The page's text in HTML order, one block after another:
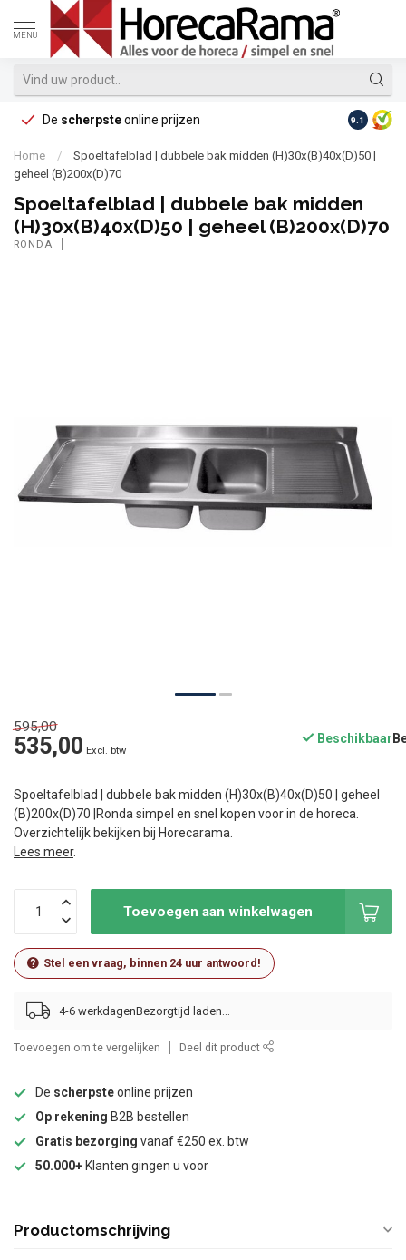
MENU
De scherpsteonline prijzen Op
9.1
Home /
Spoeltafelblad | dubbele bak midden (H)30x(B)40x(D)50 |
geheel (B)200x(D)70
Spoeltafelblad | dubbele bak midden
(H)30x(B)40x(D)50 | geheel (B)200x(D)70
RONDA
595,00
535,00 Excl. btw
Beschikbaar
Spoeltafelblad | dubbele bak midden (H)30x(B)40x(D)50 | geheel
(B)200x(D)70 |Ronda simpel en snel kopen voor in de horeca.
Overzichtelijk bekijken bij Horecarama.
Lees meer.
Toevoegen aan winkelwagen
Stel een vraag, binnen 24 uur antwoord!
4-6 werkdagen
Toevoegen om te vergelijken Deel dit product
De scherpsteonline prijzen
Op rekening B2B bestellen
Gratis bezorging vanaf €250 ex. btw
50.000+ Klanten gingen u voor
Productomschrijving